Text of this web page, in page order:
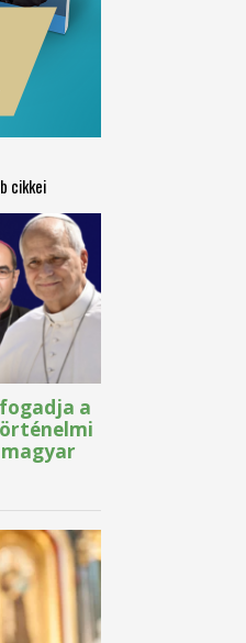
cikkei